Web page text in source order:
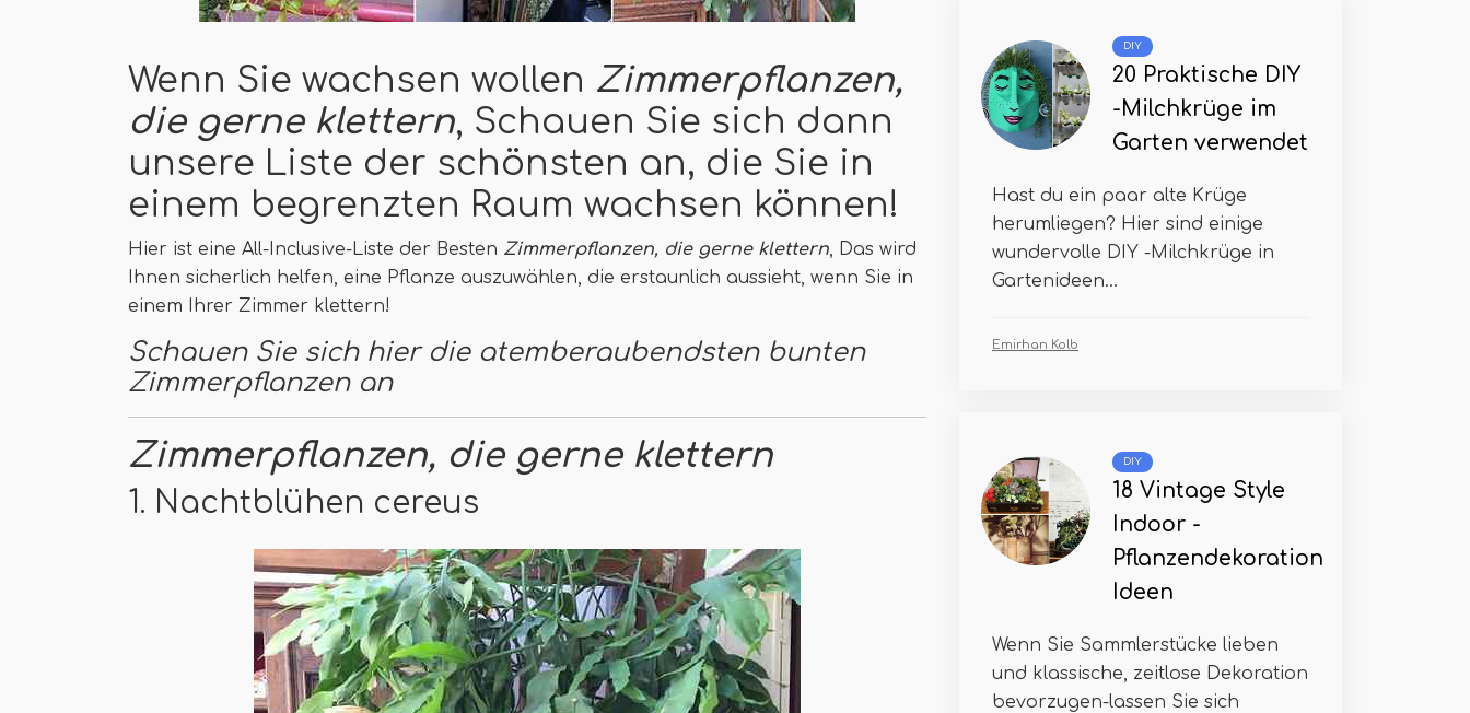
Wenn Sie wachsen wollen Zimmerpflanzen,
die gerne klettern, Schauen Sie sich dann
unsere Liste der schönsten an, die Sie in
einem begrenzten Raum wachsen können!
Hier ist eine All-Inclusive-Liste der Besten Zimmerpflanzen, die gerne klettern, Das wird
Ihnen sicherlich helfen, eine Pflanze auszuwählen, die erstaunlich aussieht, wenn Sie in
einem Ihrer Zimmer klettern!
Schauen Sie sich hier die atemberaubendsten bunten
Zimmerpflanzen an
Zimmerpflanzen, die gerne klettern
1. Nachtblühen cereus
DIY
20 Praktische DIY
-Milchkrüge im
Garten verwendet
Hast du ein paar alte Krüge
herumliegen? Hier sind einige
wundervolle DIY -Milchkrüge in
Gartenideen...
Emirhan Kolb
DIY
18 Vintage Style
Indoor -
Pflanzendekoration
Ideen
Wenn Sie Sammlerstücke lieben
und klassische, zeitlose Dekoration
bevorzugen-lassen Sie sich